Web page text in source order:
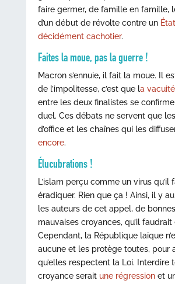
faire germer, de famille en famille,
d’un début de révolte contre un État
décidément cachotier.
Faites la moue, pas la guerre !
Macron s’ennuie, il fait la moue. Il
de l’impolitesse, c’est que la
entre les deux finalistes se
duel. Ces débats ne servent que
d’office et les chaînes qui les
encore.
Élucubrations !
L’islam perçu comme un virus qu’il
éradiquer. Rien que ça ! Ainsi, il y
les auteurs de cet appel, de
mauvaises croyances, qu’il faudrait
Cependant, la République laïque
aucune et les protège toutes, pour
qu’elles respectent la Loi. Interdire
croyance serait une régressionet